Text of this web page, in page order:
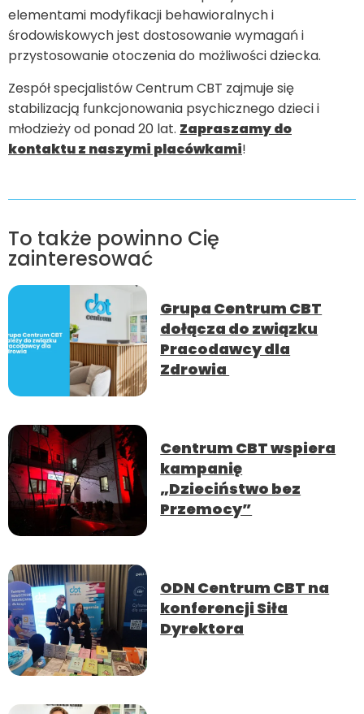
elementami modyfikacji behawioralnych i
środowiskowych jest dostosowanie wymagań i
przystosowanie otoczenia do możliwości dziecka.
Zespół specjalistów Centrum CBT zajmuje się
stabilizacją funkcjonowania psychicznego dzieci i
młodzieży od ponad 20 lat. Zapraszamy do
kontaktu z naszymi placówkami!
To także powinno Cię
zainteresować
Grupa Centrum CBT
dołącza do związku
Pracodawcy dla
Zdrowia
Centrum CBT wspiera
kampanię
„Dzieciństwo bez
Przemocy”
ODN Centrum CBT na
konferencji Siła
Dyrektora